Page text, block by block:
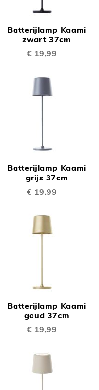
Batterijlamp Kaami
zwart 37cm
€ 19,99
In
Winkelwagen
Batterijlamp Kaami
grijs 37cm
€ 19,99
In
Winkelwagen
Batterijlamp Kaami
goud 37cm
€ 19,99
In
Winkelwagen